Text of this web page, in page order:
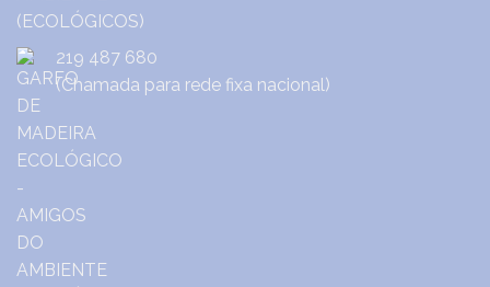
219 487 680
(Chamada para rede fixa nacional)